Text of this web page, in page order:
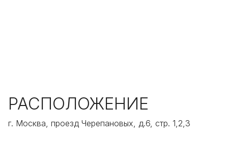
РАСПОЛОЖЕНИЕ
г. Москва, проезд Черепановых, д.6, стр. 1,2,3